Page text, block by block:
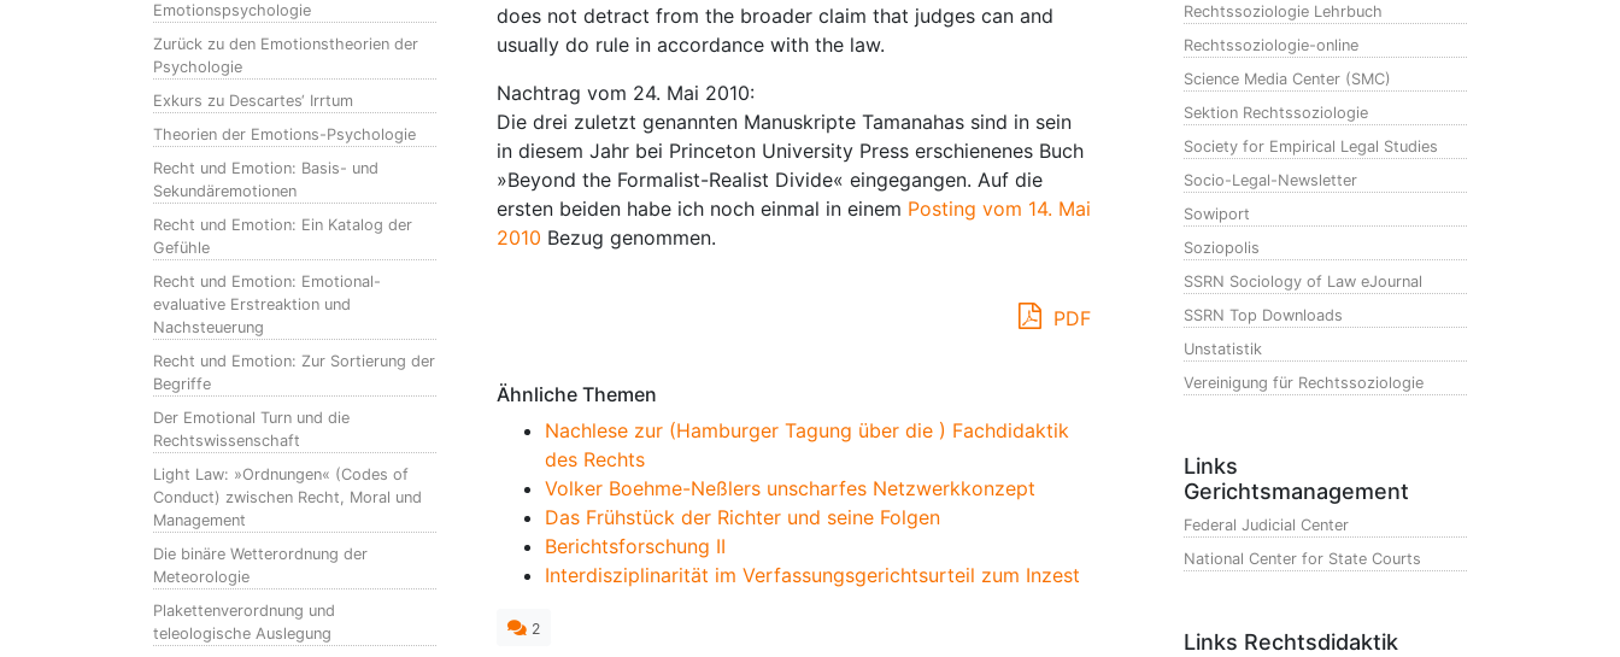
Emotionspsychologie
Zurück zu den Emotionstheorien der
Psychologie
Exkurs zu Descartes‘ Irrtum
Theorien der Emotions-Psychologie
Recht und Emotion: Basis- und
Sekundäremotionen
Recht und Emotion: Ein Katalog der
Gefühle
Recht und Emotion: Emotional-
evaluative Erstreaktion und
Nachsteuerung
Recht und Emotion: Zur Sortierung der
Begriffe
Der Emotional Turn und die
Rechtswissenschaft
Light Law: »Ordnungen« (Codes of
Conduct) zwischen Recht, Moral und
Management
Die binäre Wetterordnung der
Meteorologie
Plakettenverordnung und
teleologische Auslegung
does not detract from the broader claim that judges can and
usually do rule in accordance with the law.
Nachtrag vom 24. Mai 2010:
Die drei zuletzt genannten Manuskripte Tamanahas sind in sein
in diesem Jahr bei Princeton University Press erschienenes Buch
»Beyond the Formalist-Realist Divide« eingegangen. Auf die
ersten beiden habe ich noch einmal in einem Posting vom 14. Mai
2010 Bezug genommen.
PDF
Ähnliche Themen
Nachlese zur (Hamburger Tagung über die ) Fachdidaktik
des Rechts
Volker Boehme-Neßlers unscharfes Netzwerkkonzept
Das Frühstück der Richter und seine Folgen
Berichtsforschung II
Interdisziplinarität im Verfassungsgerichtsurteil zum Inzest
2
Rechtssoziologie Lehrbuch
Rechtssoziologie-online
Science Media Center (SMC)
Sektion Rechtssoziologie
Society for Empirical Legal Studies
Socio-Legal-Newsletter
Sowiport
Soziopolis
SSRN Sociology of Law eJournal
SSRN Top Downloads
Unstatistik
Vereinigung für Rechtssoziologie
Links
Gerichtsmanagement
Federal Judicial Center
National Center for State Courts
Links Rechtsdidaktik